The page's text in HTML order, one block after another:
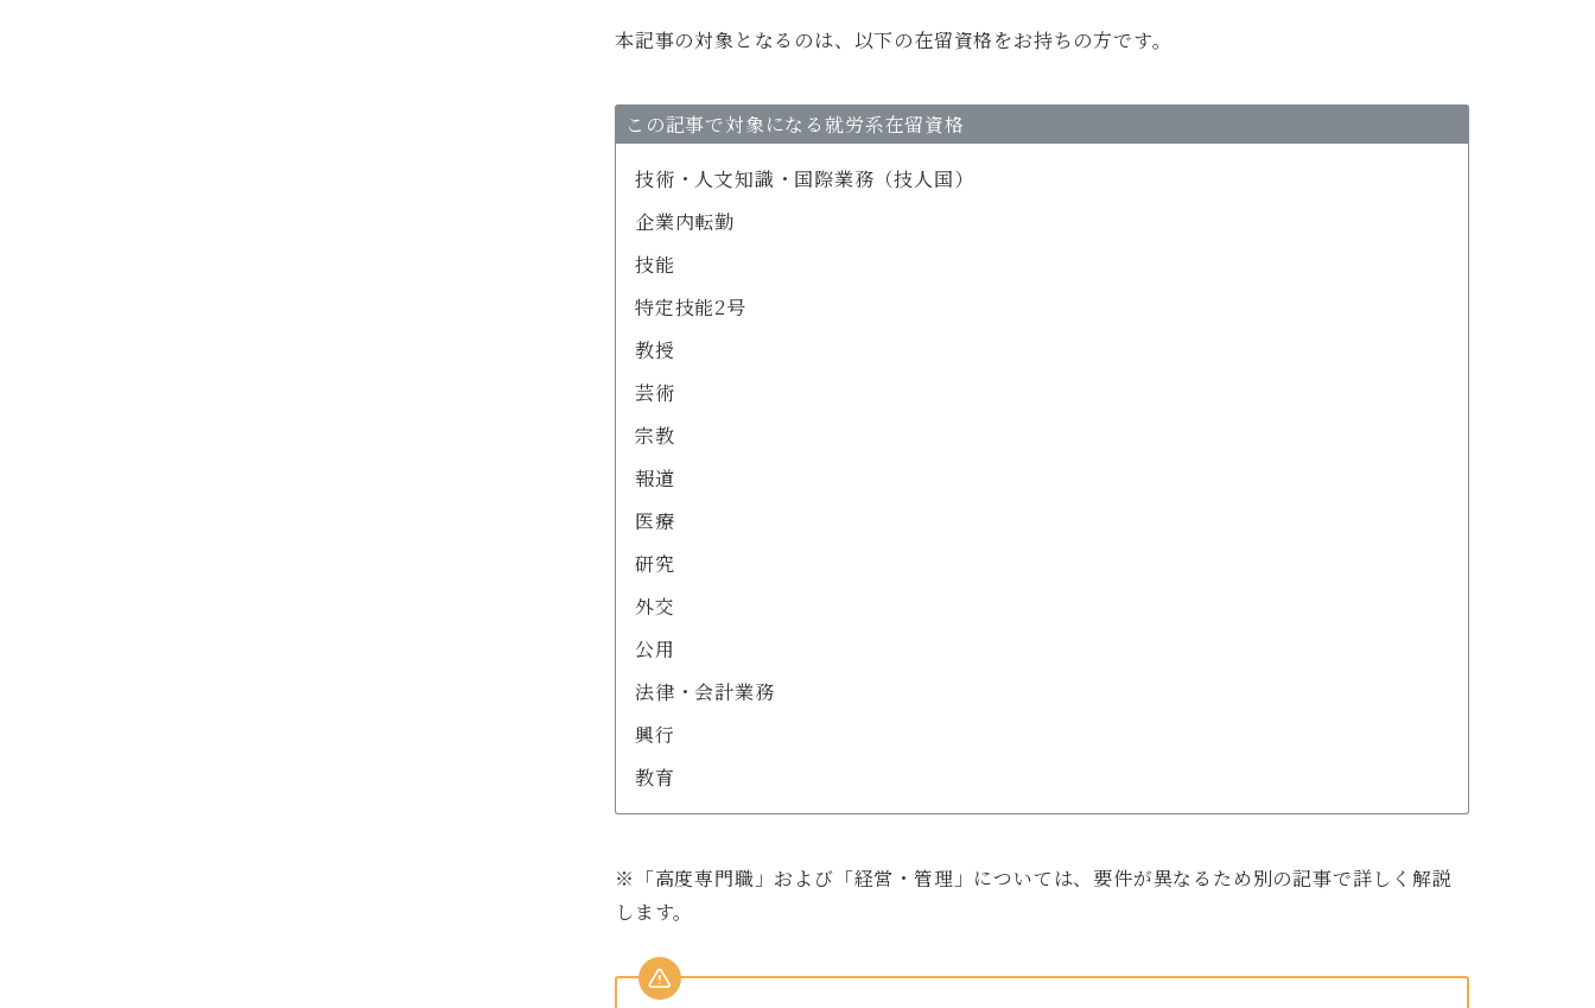
本記事の対象となるのは、以下の在留資格をお持ちの方です。
この記事で対象になる就労系在留資格
技術・人文知識・国際業務（技人国）
企業内転勤
技能
特定技能2号
教授
芸術
宗教
報道
医療
研究
外交
公用
法律・会計業務
興行
教育
※「高度専門職」および「経営・管理」については、要件が異なるため別の記事で詳しく解説
します。